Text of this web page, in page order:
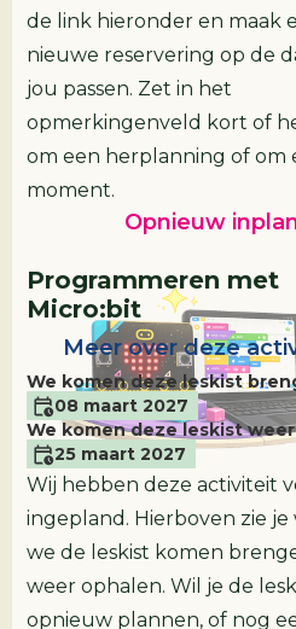
de link hieronder en maak
nieuwe reservering op de
jou passen. Zet in het
opmerkingenveld kort of
om een herplanning of om
moment.
Opnieuw
Leskist Groep 7/8
Programmeren met
Micro:bit
Meer over deze
We komen deze leskist
08 maart 2027
We komen deze leskist
25 maart 2027
Wij hebben deze activiteit
ingepland. Hierboven zie
we de leskist komen
weer ophalen. Wil je de
opnieuw plannen, of nog